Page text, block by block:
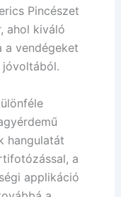
Pincészet
ahol kiváló
a vendégeket
jóvoltából.
hangulatát
a
applikáció